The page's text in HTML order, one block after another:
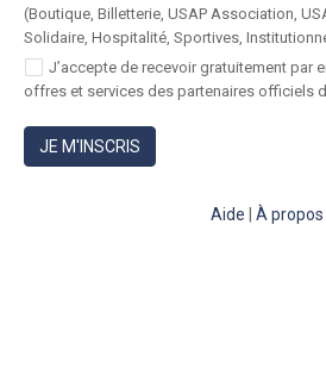
(Boutique, Billetterie, USAP Association,
Solidaire, Hospitalité, Sportives,
J’accepte de recevoir gratuitement par
offres et services des partenaires officiels
JE M'INSCRIS
Aide À propos